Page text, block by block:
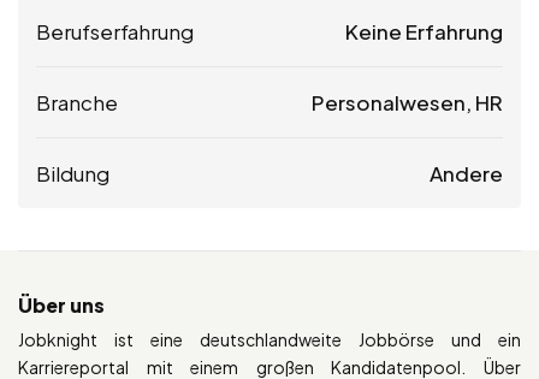
Berufserfahrung Keine Erfahrung
Branche Personalwesen, HR
Bildung Andere
Über uns
Jobknight ist eine deutschlandweite Jobbörse und ein
Karriereportal mit einem großen Kandidatenpool. Über